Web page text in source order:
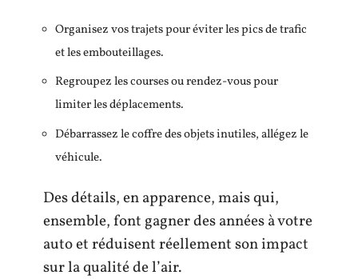
Organisez vos trajets pour éviter les pics de trafic
et les embouteillages.
Regroupez les courses ou rendez-vous pour
limiter les déplacements.
Débarrassez le coffre des objets inutiles, allégez le
véhicule.
Des détails, en apparence, mais qui,
ensemble, font gagner des années à votre
auto et réduisent réellement son impact
sur la qualité de l’air.